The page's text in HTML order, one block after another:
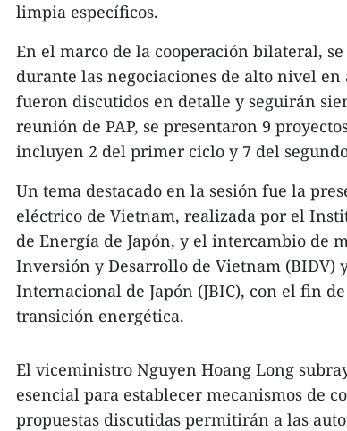
limpia específicos.
En el marco de la cooperación bilateral,
durante las negociaciones de alto nivel en
fueron discutidos en detalle y seguirán
reunión de PAP, se presentaron 9
incluyen 2 del primer ciclo y 7 del
Un tema destacado en la sesión fue la
eléctrico de Vietnam, realizada por el
de Energía de Japón, y el intercambio de
Inversión y Desarrollo de Vietnam (BIDV)
Internacional de Japón (JBIC), con el fin
transición energética.
El viceministro Nguyen Hoang Long
esencial para establecer mecanismos de
propuestas discutidas permitirán a las